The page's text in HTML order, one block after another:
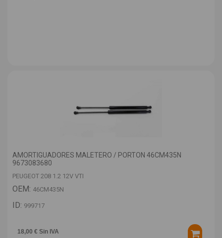
AMORTIGUADORES MALETERO / PORTON 46CM435N
9673083680
PEUGEOT 208 1.2 12V VTI
OEM: 46CM435N
ID: 999717
18,00 € Sin IVA